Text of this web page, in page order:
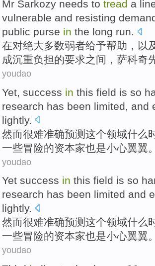
Mr Sarkozy needs to tread a
vulnerable and resisting
public purse in the long run.
在对绝大多数弱者给予帮助 ， 以
成沉重负担的要求之间 ， 萨科奇
youdao
Yet success in this field is so
research has been limited , and
lightly.
然而很难准确预测 这个领域什么
一些冒险的资本家也是小心翼翼
youdao
Yet success in this field is so
research has been limited and
lightly.
然而很难准确预测 这个领域什么
一些冒险的资本家也是小心翼翼
youdao